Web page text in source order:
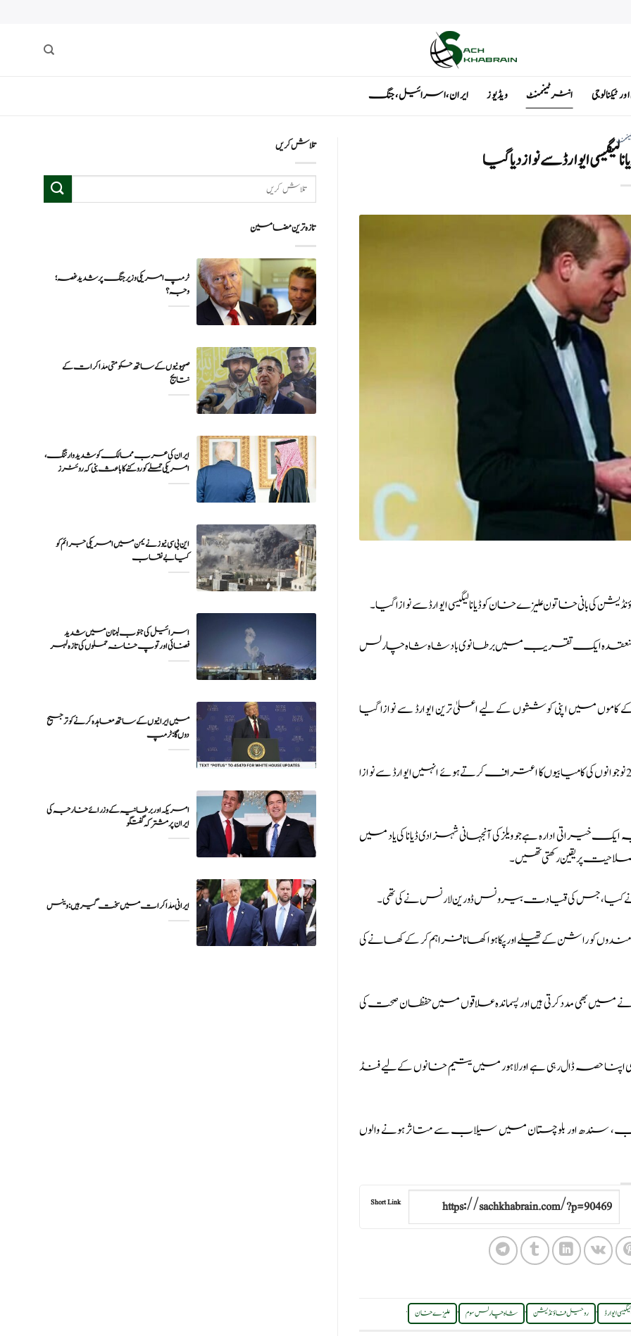
انٹرٹینمنٹ ویڈیوز ایران ، اسرائیل ، جنگ
لیگیسی ایوارڈ سے نواز دیا گیا
کی بانی خاتون علیزے خان کو ڈیانا لیگیسی ایوارڈ سے نوازا گیا۔
شاہ چارلس
میں اپنی کوششوں کے لیے اعلیٰ ترین ایوارڈ سے نوازا گیا
ڈیانا لیگیسی ایوارڈز ہر دو سال بعد منعقد ہوتے ہیں اور دنیا بھر سے 20 نوجوانوں کی کامیابیوں کا اعتراف کرتے ہوئے انہیں ایوارڈ سے نوازا
جاتا ہے، یہ ایک خیراتی ادارہ ہے جو ویلز کی آنجہانی شہزادی ڈیانا کی یاد میں
پر یقین رکھتی تھیں۔
کو راشن کے تھیلے اور پکا ہوا کھانا فراہم کر کے کھانے کی
بھی مدد کرتی ہیں اور پسماندہ علاقوں میں حفظان صحت کی
حصہ ڈال رہی ہے اور لاہور میں یتیم خانوں کے لیے فنڈ
سندھ اور بلوچستان میں سیلاب سے متاثر ہونے والوں
Short Link
لیگیسی ایوارڈ , روحیل فاؤنڈیشن , شاہ چارلس سوم , علیزے خان .
تلاش کریں
تازہ ترین مضامین
ٹرمپ امریکی وزیر جنگ پر شدید غصہ؛
وجہ ؟
صہیونیوں کے ساتھ حکومتی مذاکرات کے
نتایج
ایران کی عرب ممالک کو شدید وارننگ،
امریکی حملے کو روکنے کا باعث بنی کہ روئٹرز
این بی سی نیوز نے یمن میں امریکی جرائم کو
اسرائیل کی جنوب لبنان میں شدید
فضائی اور توپ خانہ حملوں کی تازہ لہر
میں ایرانیوں کے ساتھ معاہدہ کرنے کو ترجیح
دوں گا : ٹرمپ
امریکہ اور برطانیہ کے وزرائے خارجہ کی
ایران پر مشترکہ گفتگو
ایرانی مذاکرات میں سخت گیر ہیں: وینس